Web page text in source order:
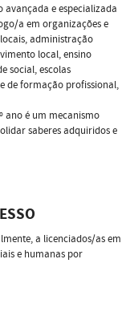
e especializada
a em organizações e
administração
local, ensino
social, escolas
de formação profissional,
ano é um mecanismo
saberes adquiridos e
a licenciados/as em
e humanas por